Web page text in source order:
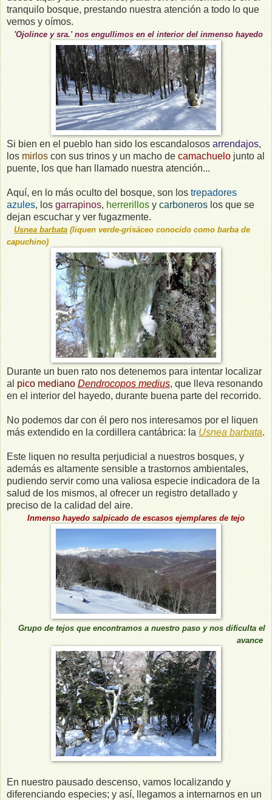
tranquilo bosque, prestando nuestra atención a todo lo que
vemos y oímos.
'Ojolince y sra.' nos engullimos en el interior del inmenso hayedo
Si bien en el pueblo han sido los escandalosos arrendajos,
los mirlos con sus trinos y un macho de camachuelo junto al
puente, los que han llamado nuestra atención...
Aquí, en lo más oculto del bosque, son los trepadores
azules, los garrapinos, herrerillos y carboneros los que se
dejan escuchar y ver fugazmente.
Usnea barbata (liquen verde-grisáceo conocido como barba de
capuchino)
Durante un buen rato nos detenemos para intentar localizar
al pico mediano Dendrocopos medius, que lleva resonando
en el interior del hayedo, durante buena parte del recorrido.
No podemos dar con él pero nos interesamos por el liquen
más extendido en la cordillera cantábrica: la Usnea barbata.
Este liquen no resulta perjudicial a nuestros bosques, y
además es altamente sensible a trastornos ambientales,
pudiendo servir como una valiosa especie indicadora de la
salud de los mismos, al ofrecer un registro detallado y
preciso de la calidad del aire.
Inmenso hayedo salpicado de escasos ejemplares de tejo
Grupo de tejos que encontramos a nuestro paso y nos dificulta el
avance
En nuestro pausado descenso, vamos localizando y
diferenciando especies; y así, llegamos a internarnos en un